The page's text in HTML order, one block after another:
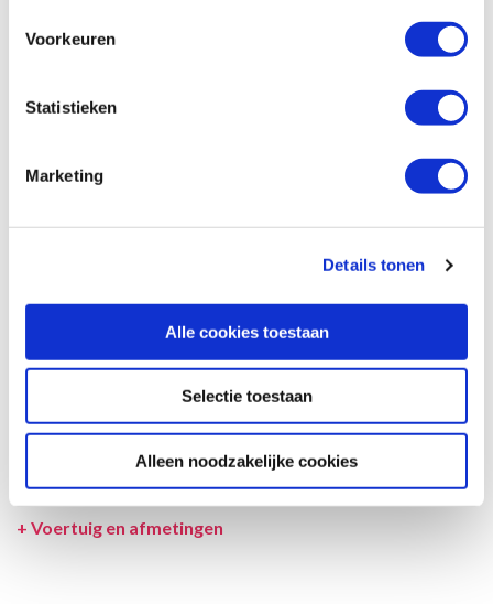
Voorkeuren
Statistieken
Marketing
Details tonen
Alle cookies toestaan
Selectie toestaan
Alleen noodzakelijke cookies
slechts ter illustratie. De aangegeven hoeveelheid bedden is geen
garantie dat de maximale bezetting voldoende comfortabel is.
Afmetingen en het interieur kunnen in werkelijkheid afwijken van
VERZEKERINGEN
VOORWAARDEN
SPECIALS
+ Voertuig en afmetingen